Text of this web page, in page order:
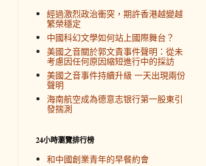
經過激烈政治衝突，期許香港越變越
繁榮穩定
中國科幻文學如何站上國際舞台？
美國之音關於郭文貴事件聲明：從未
考慮因任何原因縮短進行中的採訪
美國之音事件持續升級 一天出現兩份
聲明
海南航空成為德意志银行第一股東引
發揣測
24小時瀏覽排行榜
和中國創業青年的早餐約會